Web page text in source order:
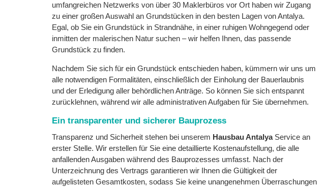
umfangreichen Netzwerks von über 30 Maklerbüros vor Ort haben wir Zugang
zu einer großen Auswahl an Grundstücken in den besten Lagen von Antalya.
Egal, ob Sie ein Grundstück in Strandnähe, in einer ruhigen Wohngegend oder
inmitten der malerischen Natur suchen – wir helfen Ihnen, das passende
Grundstück zu finden.
Nachdem Sie sich für ein Grundstück entschieden haben, kümmern wir uns um
alle notwendigen Formalitäten, einschließlich der Einholung der Bauerlaubnis
und der Erledigung aller behördlichen Anträge. So können Sie sich entspannt
zurücklehnen, während wir alle administrativen Aufgaben für Sie übernehmen.
Ein transparenter und sicherer Bauprozess
Transparenz und Sicherheit stehen bei unserem Hausbau AntalyaService an
erster Stelle. Wir erstellen für Sie eine detaillierte Kostenaufstellung, die alle
anfallenden Ausgaben während des Bauprozesses umfasst. Nach der
Unterzeichnung des Vertrags garantieren wir Ihnen die Gültigkeit der
aufgelisteten Gesamtkosten, sodass Sie keine unangenehmen Überraschungen